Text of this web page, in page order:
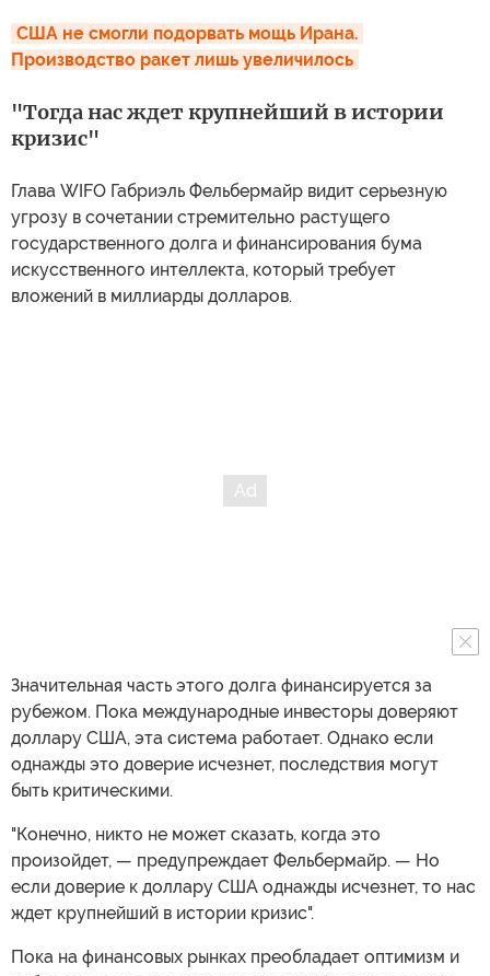
США не смогли подорвать мощь Ирана.
Производство ракет лишь увеличилось
"Тогда нас ждет крупнейший в истории
кризис"
Глава WIFO Габриэль Фельбермайр видит серьезную
угрозу в сочетании стремительно растущего
государственного долга и финансирования бума
искусственного интеллекта, который требует
вложений в миллиарды долларов.
Значительная часть этого долга финансируется за
рубежом. Пока международные инвесторы доверяют
доллару США, эта система работает. Однако если
однажды это доверие исчезнет, последствия могут
быть критическими.
"Конечно, никто не может сказать, когда это
произойдет, — предупреждает Фельбермайр. — Но
если доверие к доллару США однажды исчезнет, то нас
ждет крупнейший в истории кризис".
Пока на финансовых рынках преобладает оптимизм и